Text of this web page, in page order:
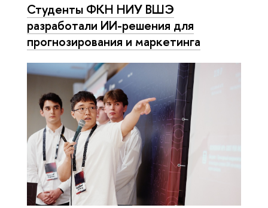
Студенты ФКН НИУ ВШЭ
разработали ИИ-решения для
прогнозирования и маркетинга